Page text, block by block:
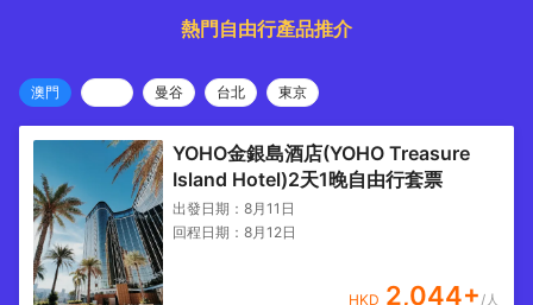
熱門自由行產品推介
澳門 曼谷 台北 東京
YOHO金銀島酒店(YOHO Treasure
Island Hotel)2天1晚自由行套票
出發日期： 8月11日
回程日期： 8月12日
HKD 2,044+ /人